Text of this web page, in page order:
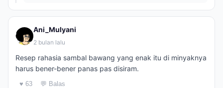
Ani_Mulyani
2 bulan lalu
Resep rahasia sambal bawang yang enak itu di minyaknya
harus bener-bener panas pas disiram.
♥ 63 💬 Balas